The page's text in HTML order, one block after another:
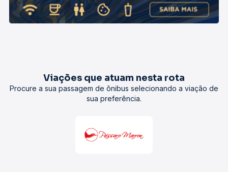
Viações que atuam nesta rota
Procure a sua passagem de ônibus selecionando a viação de
sua preferência.